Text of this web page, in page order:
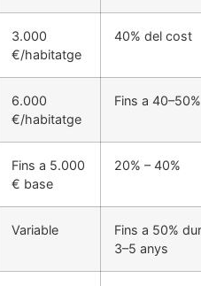
3.000
€/habitatge
40% del cost
6.000
€/habitatge
Fins a 40–50%
Fins a 5.000
€ base
20% – 40%
Variable
Fins a 50%
3–5 anys